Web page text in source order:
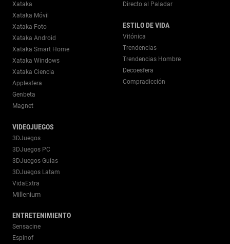
Xataka
Xataka Móvil
Xataka Foto
Xataka Android
Xataka Smart Home
Xataka Windows
Xataka Ciencia
Applesfera
Genbeta
Magnet
VIDEOJUEGOS
3DJuegos
3DJuegos PC
3DJuegos Guías
3DJuegos Latam
VidaExtra
Millenium
ENTRETENIMIENTO
Sensacine
Espinof
Directo al Paladar
ESTILO DE VIDA
Vitónica
Trendencias
Trendencias Hombre
Decoesfera
Compradicción